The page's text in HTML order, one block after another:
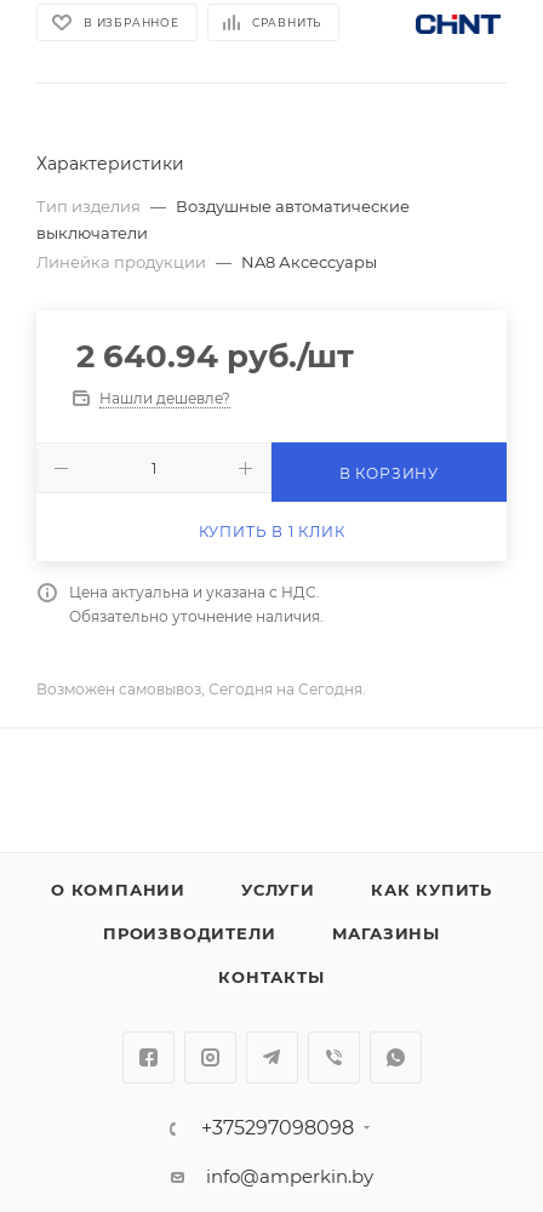
В ИЗБРАННОЕ СРАВНИТЬ
Характеристики
Тип изделия — Воздушные автоматические
выключатели
Линейка продукции — NA8 Аксессуары
2 640.94 руб./шт
Нашли дешевле?
В КОРЗИНУ
КУПИТЬ В 1 КЛИК
Цена актуальна и указана с НДС.
Обязательно уточнение наличия.
Возможен самовывоз, Сегодня на Сегодня.
О КОМПАНИИ УСЛУГИ КАК КУПИТЬ
ПРОИЗВОДИТЕЛИ МАГАЗИНЫ
КОНТАКТЫ
+375297098098
info@amperkin.by